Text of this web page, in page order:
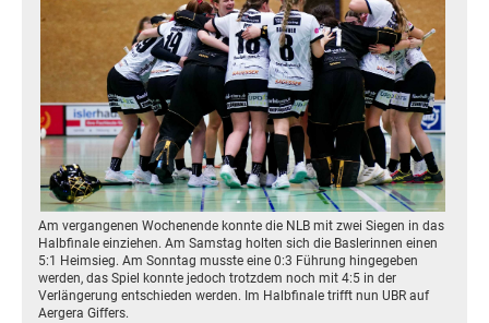
Am vergangenen Wochenende konnte die NLB mit zwei Siegen in das
Halbfinale einziehen. Am Samstag holten sich die Baslerinnen einen
5:1 Heimsieg. Am Sonntag musste eine 0:3 Führung hingegeben
werden, das Spiel konnte jedoch trotzdem noch mit 4:5 in der
Verlängerung entschieden werden. Im Halbfinale trifft nun UBR auf
Aergera Giffers.